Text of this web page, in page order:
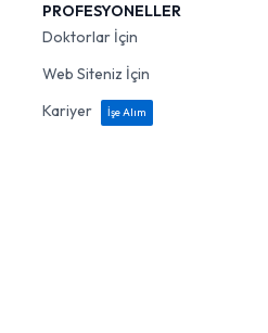
PROFESYONELLER
Doktorlar İçin
Web Siteniz İçin
Kariyer
İşe Alım